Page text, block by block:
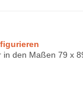
den Maßen 79 x